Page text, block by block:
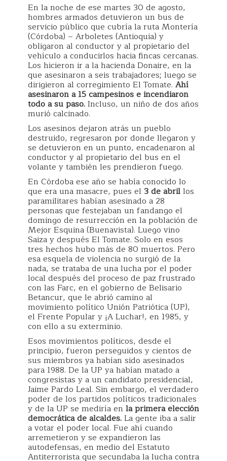
En la noche de ese martes 30 de agosto,
hombres armados detuvieron un bus de
servicio público que cubría la ruta Montería
(Córdoba) – Arboletes (Antioquia) y
obligaron al conductor y al propietario del
vehículo a conducirlos hacia fincas cercanas.
Los hicieron ir a la hacienda Donaire, en la
que asesinaron a seis trabajadores; luego se
dirigieron al corregimiento El Tomate. Ahí
asesinaron a 15 campesinos e incendiaron
todo a su paso.Incluso, un niño de dos años
murió calcinado.
Los asesinos dejaron atrás un pueblo
destruido, regresaron por donde llegaron y
se detuvieron en un punto, encadenaron al
conductor y al propietario del bus en el
volante y también les prendieron fuego.
En Córdoba ese año se había conocido lo
que era una masacre, pues el 3 de abrillos
paramilitares habían asesinado a 28
personas que festejaban un fandango el
domingo de resurrección en la población de
Mejor Esquina (Buenavista). Luego vino
Saiza y después El Tomate. Solo en esos
tres hechos hubo más de 80 muertos. Pero
esa esquela de violencia no surgió de la
nada, se trataba de una lucha por el poder
local después del proceso de paz frustrado
con las Farc, en el gobierno de Belisario
Betancur, que le abrió camino al
movimiento político Unión Patriótica (UP),
el Frente Popular y ¡A Luchar!, en 1985, y
con ello a su exterminio.
Esos movimientos políticos, desde el
principio, fueron perseguidos y cientos de
sus miembros ya habían sido asesinados
para 1988. De la UP ya habían matado a
congresistas y a un candidato presidencial,
Jaime Pardo Leal. Sin embargo, el verdadero
poder de los partidos políticos tradicionales
y de la UP se mediría en la primera elección
democrática de alcaldes.La gente iba a salir
a votar el poder local. Fue ahí cuando
arremetieron y se expandieron las
autodefensas, en medio del Estatuto
Antiterrorista que secundaba la lucha contra